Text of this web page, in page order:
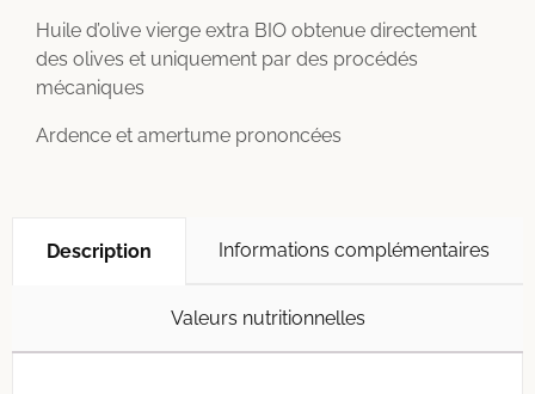
Huile d’olive vierge extra BIO obtenue directement
des olives et uniquement par des procédés
mécaniques
Ardence et amertume prononcées
Description Informations complémentaires
Valeurs nutritionnelles